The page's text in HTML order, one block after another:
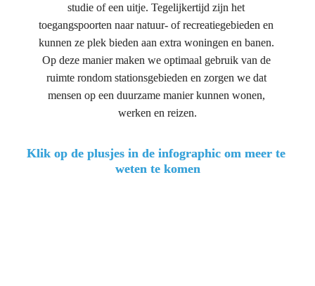
studie of een uitje. Tegelijkertijd zijn het
toegangspoorten naar natuur- of recreatiegebieden en
kunnen ze plek bieden aan extra woningen en banen.
Op deze manier maken we optimaal gebruik van de
ruimte rondom stationsgebieden en zorgen we dat
mensen op een duurzame manier kunnen wonen,
werken en reizen.
Klik op de plusjes in de infographic om meer te
weten te komen